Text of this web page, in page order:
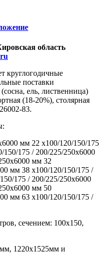
область
круглогодичные
поставки
ель, лиственница)
(18-20%), столярная
83.
мм 22 х100/120/150/175
175 / 200/225/250х6000
мм 32
мм 38 х100/120/150/175 /
175 / 200/225/250х6000
мм 50
мм 63 х100/120/150/175 /
сечением: 100х150,
1220х1525мм и